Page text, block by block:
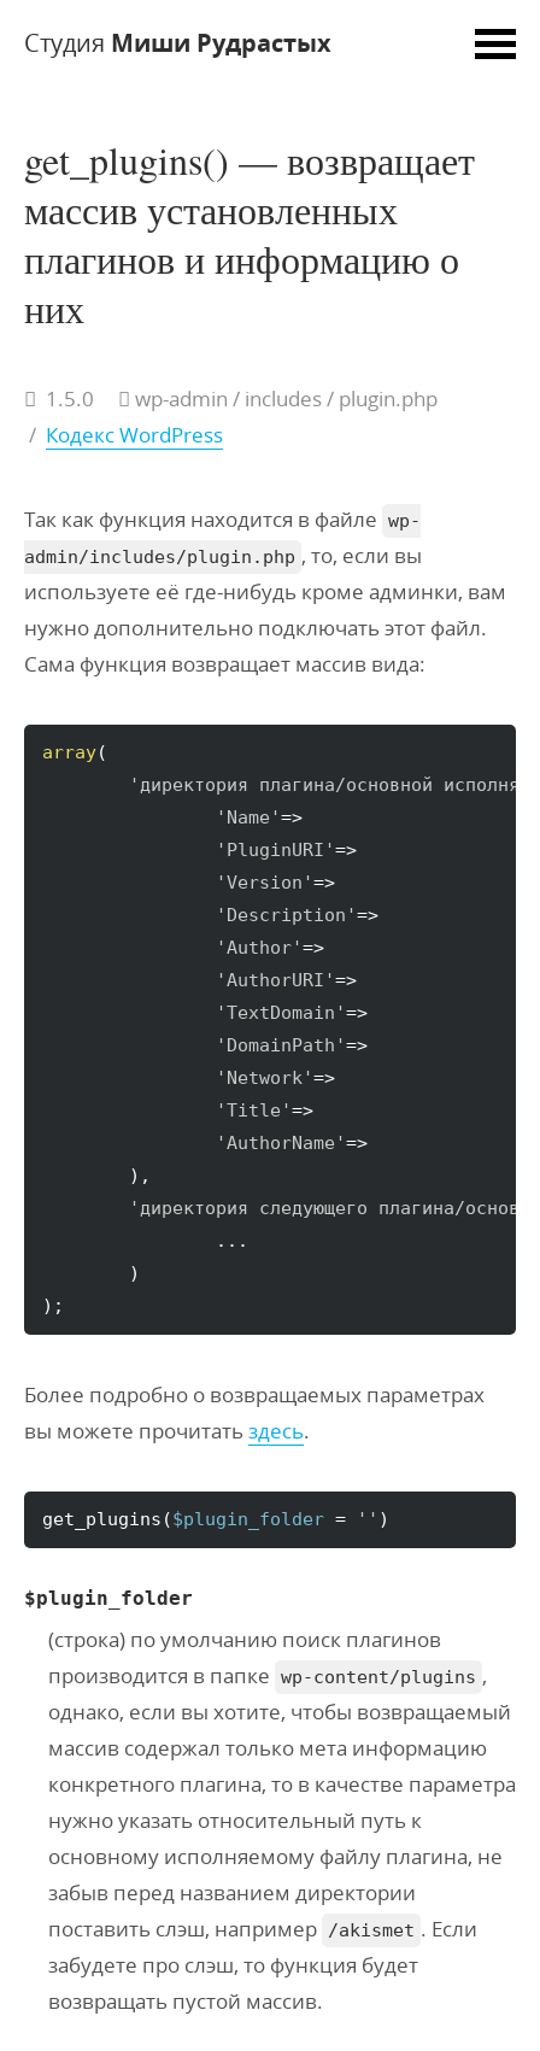
Студия Миши Рудрастых
get_plugins() — возвращает
массив установленных
плагинов и информацию о
них
1.5.0 wp-admin / includes/ plugin.php
/ Кодекс WordPress
Так как функция находится в файле wp-
admin/includes/plugin.php , то, если вы
используете её где-нибудь кроме админки, вам
нужно дополнительно подключать этот файл.
Сама функция возвращает массив вида:
array(
'директория плагина/основной
'Name' =>
'PluginURI' =>
'Version' =>
'Description' =>
'Author' =>
'AuthorURI' =>
'TextDomain' =>
'DomainPath' =>
'Network' =>
'Title' =>
'AuthorName' =>
) ,
'директория следующего плагина/
)
) ;
Более подробно о возвращаемых параметрах
вы можете прочитать здесь.
get_plugins ($plugin_folder = '' )
$plugin_folder
(строка) по умолчанию поиск плагинов
производится в папке wp-content/plugins ,
однако, если вы хотите, чтобы возвращаемый
массив содержал только мета информацию
конкретного плагина, то в качестве параметра
нужно указать относительный путь к
основному исполняемому файлу плагина, не
забыв перед названием директории
поставить слэш, например
/akismet . Если
забудете про слэш, то функция будет
возвращать пустой массив.